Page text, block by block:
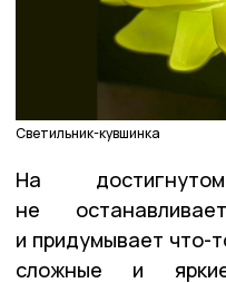
Светильник-кувшинка
На
не
и придумывает что-
сложные и